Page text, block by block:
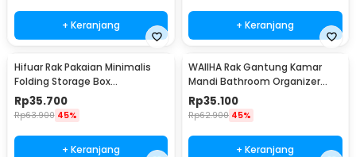
+ Keranjang + Keranjang
Hifuar Rak Pakaian Minimalis
Folding Storage Box
95x33x14cm - HR01
Rp35.700
Rp63.900 45%
+ Keranjang
WAIIHA Rak Gantung Kamar
Mandi Bathroom Organizer
Rack Stainless Steel L - W21
Rp35.100
Rp62.900 45%
+ Keranjang